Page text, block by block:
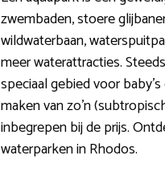
zwembaden, stoere
wildwaterbaan,
meer waterattracties.
speciaal gebied voor
maken van zo’n
inbegrepen bij de prijs.
waterparken in Rhodos.